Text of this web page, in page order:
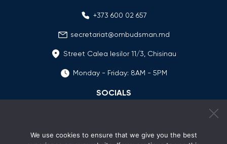
+373 600 02 657
secretariat@ombudsman.md
Street Calea Iesilor 11/3, Chisinau
Monday - Friday: 8AM - 5PM
SOCIALS
We use cookies to ensure that we give you the best